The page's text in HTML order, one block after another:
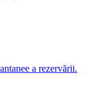
a rezervării.